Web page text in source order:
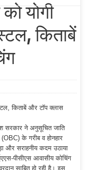
योगी
किताबें
किताबें और टॉप क्लास
सरकार ने अनुसूचित जाति
के गरीब व होनहार
और सराहनीय कदम उठाया
पीसीएस आवासीय कोचिंग
साबित हो रही है। इस